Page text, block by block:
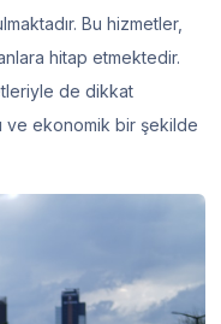
Bu hizmetler,
hitap etmektedir.
de dikkat
ve ekonomik bir şekilde